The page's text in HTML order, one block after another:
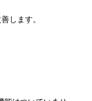
します。